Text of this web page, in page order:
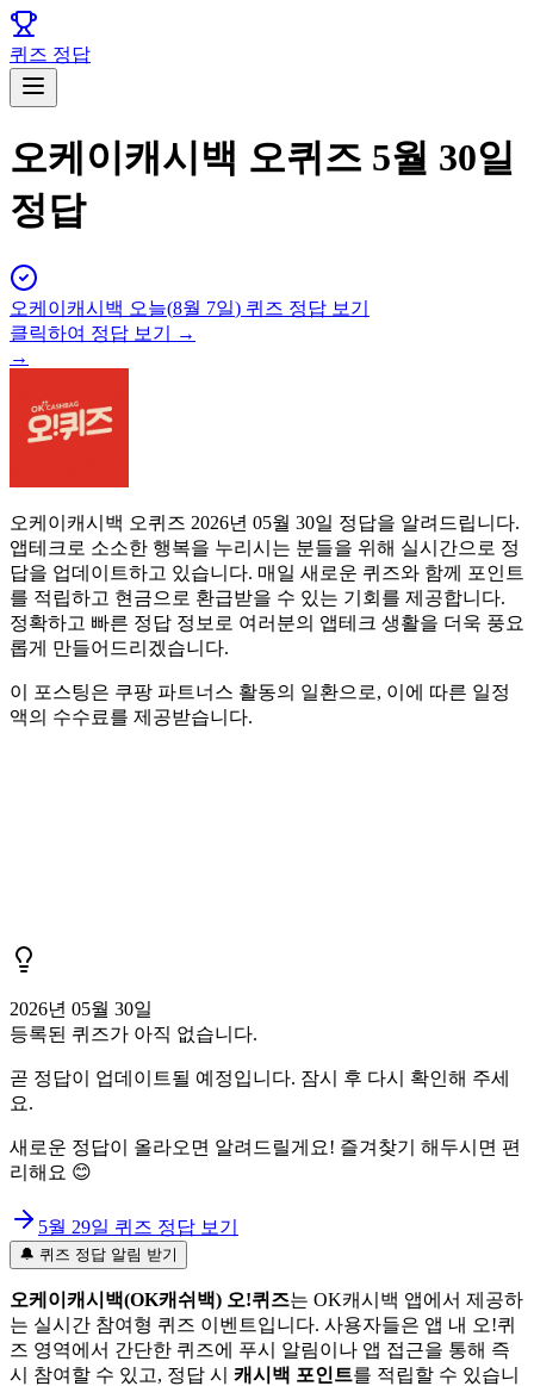
퀴즈 정답
오케이캐시백 오퀴즈 5월 30일
정답
오케이캐시백 오늘(8월 7일) 퀴즈 정답 보기
클릭하여 정답 보기 →
→
오케이캐시백 오퀴즈 2026년 05월 30일 정답을 알려드립니다.
앱테크로 소소한 행복을 누리시는 분들을 위해 실시간으로 정
답을 업데이트하고 있습니다. 매일 새로운 퀴즈와 함께 포인트
를 적립하고 현금으로 환급받을 수 있는 기회를 제공합니다.
정확하고 빠른 정답 정보로 여러분의 앱테크 생활을 더욱 풍요
롭게 만들어드리겠습니다.
이 포스팅은 쿠팡 파트너스 활동의 일환으로, 이에 따른 일정
액의 수수료를 제공받습니다.
2026년 05월 30일
등록된 퀴즈가 아직 없습니다.
곧 정답이 업데이트될 예정입니다. 잠시 후 다시 확인해 주세
요.
새로운 정답이 올라오면 알려드릴게요! 즐겨찾기 해두시면 편
리해요 😊
5월 29일 퀴즈 정답 보기
🔔 퀴즈 정답 알림 받기
오케이캐시백(OK캐쉬백) 오!퀴즈는 OK캐시백 앱에서 제공하
는 실시간 참여형 퀴즈 이벤트입니다. 사용자들은 앱 내 오!퀴
즈 영역에서 간단한 퀴즈에 푸시 알림이나 앱 접근을 통해 즉
시 참여할 수 있고, 정답 시 캐시백 포인트를 적립할 수 있습니